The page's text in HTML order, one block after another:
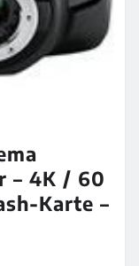
– 4K / 60
Karte –